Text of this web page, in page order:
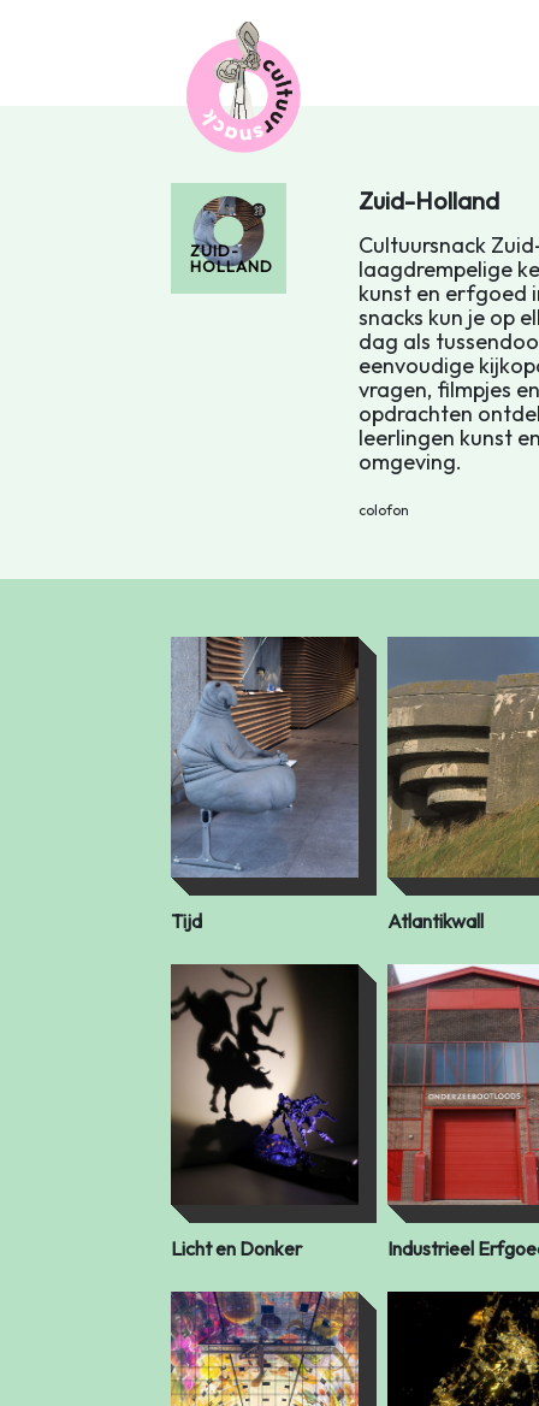
ZUID-
HOLLAND
Zuid-Holland
Cultuursnack
laagdrempelige
kunst en erfgoed
snacks kun je op
dag als
eenvoudige
vragen, filmpjes
opdrachten
leerlingen kunst
omgeving.
colofon
Tijd Atlantikwall
Licht en Donker Industrieel